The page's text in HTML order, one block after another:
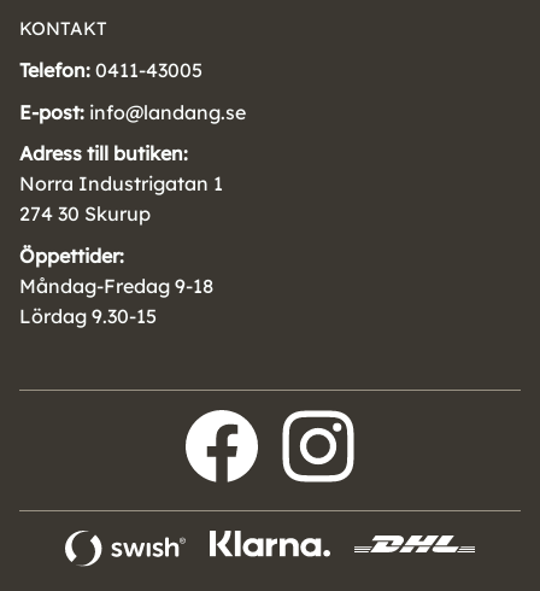
KONTAKT
Telefon: 0411-43005
E-post: info@landang.se
Adress till butiken:
Norra Industrigatan 1
274 30 Skurup
Öppettider:
Måndag-Fredag 9-18
Lördag 9.30-15